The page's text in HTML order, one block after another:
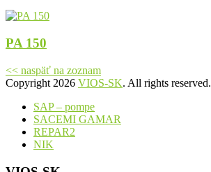
PA 150
<< naspäť na zoznam
Copyright 2026 VIOS-SK. All rights reserved.
SAP – pompe
SACEMI GAMAR
REPAR2
NIK